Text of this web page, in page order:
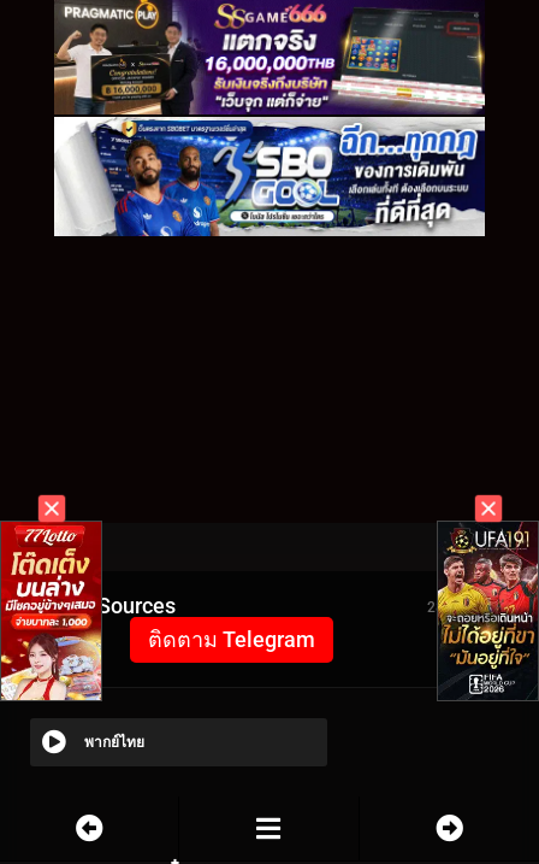
Video Sources 2808 Views
ติดตาม Telegram
พากย์ไทย